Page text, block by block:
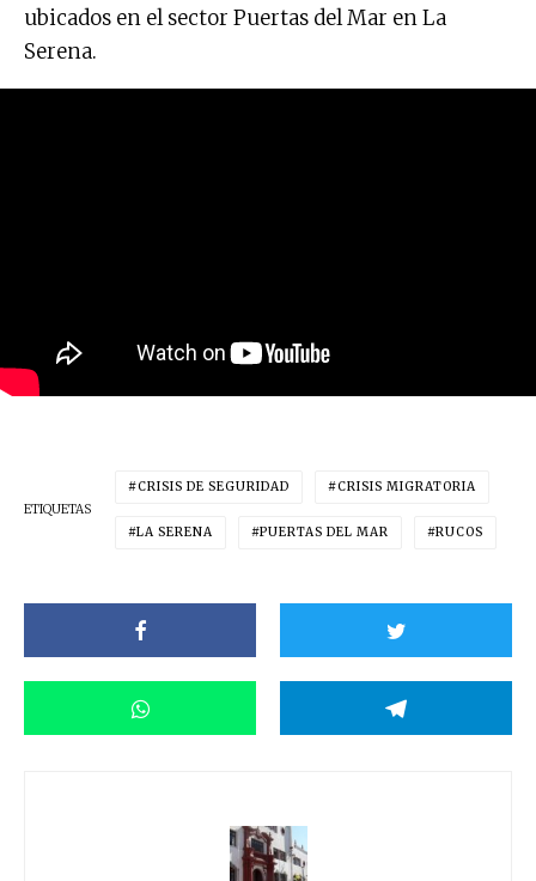
ubicados en el sector Puertas del Mar en La
Serena.
ETIQUETAS
CRISIS DE SEGURIDAD CRISIS MIGRATORIA
LA SERENA PUERTAS DEL MAR RUCOS